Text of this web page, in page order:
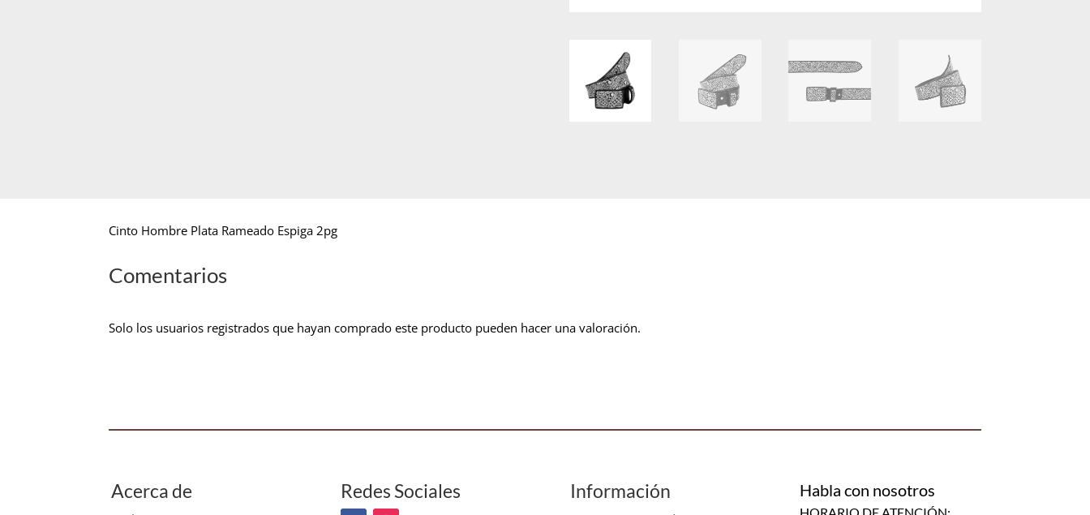
Cinto Hombre Plata Rameado Espiga 2pg
Comentarios
Solo los usuarios registrados que hayan comprado este producto pueden hacer una valoración.
Acerca de Redes Sociales Información Habla con nosotros
HORARIO DE ATENCIÓN: